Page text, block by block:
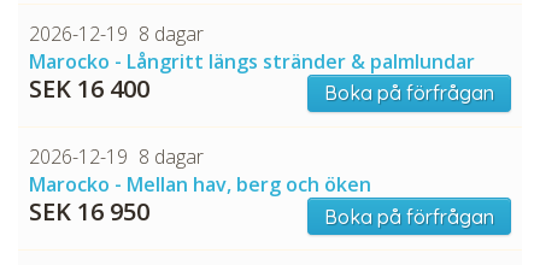
2026-12-19 8 dagar
Marocko - Långritt längs stränder & palmlundar
SEK 16 400 Boka på förfrågan
2026-12-19 8 dagar
Marocko - Mellan hav, berg och öken
SEK 16 950 Boka på förfrågan